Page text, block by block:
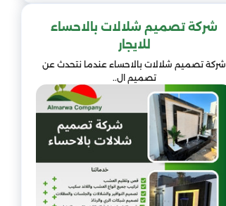
شركة تصميم شلالات بالاحساء
للايجار
شركة تصميم شلالات بالاحساء عندما نتحدث عن
تصميم ال..